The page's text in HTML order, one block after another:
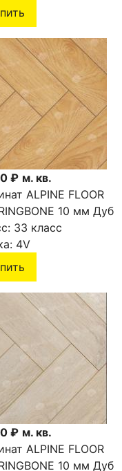
₽ м. кв.
ALPINE FLOOR
10 мм Дуб
LF107-06
33 класс
4V
₽ м. кв.
ALPINE FLOOR
10 мм Дуб